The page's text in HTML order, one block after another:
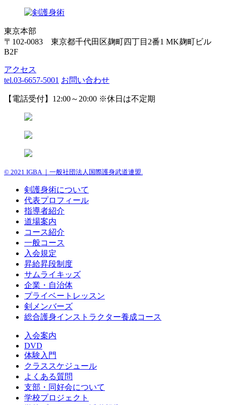
東京本部
〒102-0083 東京都千代田区麹町四丁目2番1 MK麹町ビル
B2F
アクセス
tel.03-6657-5001 お問い合わせ
【電話受付】12:00～20:00 ※休日は不定期
© 2021 IGBA ｜一般社団法人国際護身武道連盟.
剣護身術について
代表プロフィール
指導者紹介
道場案内
コース紹介
一般コース
入会規定
昇給昇段制度
サムライキッズ
企業・自治体
プライベートレッスン
剣メンバーズ
総合護身インストラクター養成コース
入会案内
DVD
体験入門
クラススケジュール
よくある質問
支部・同好会について
学校プロジェクト